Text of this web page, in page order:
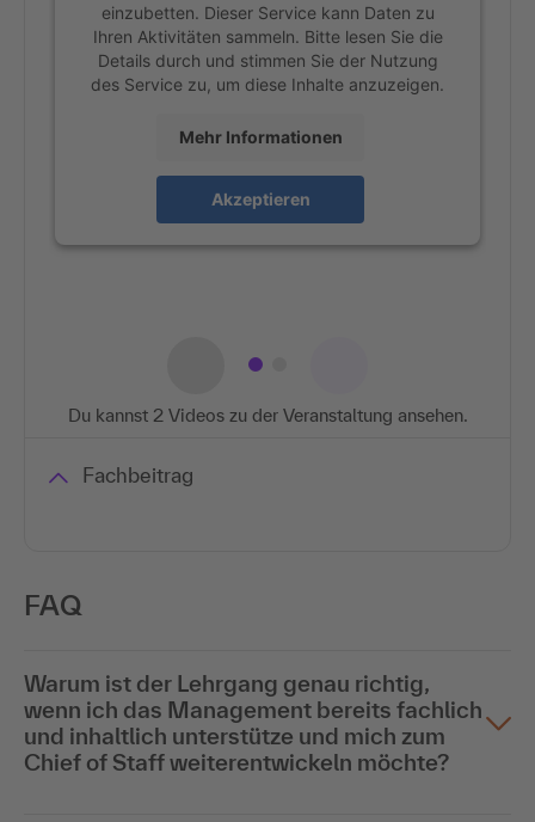
einzubetten. Dieser Service kann Daten zu
Ihren Aktivitäten sammeln. Bitte lesen Sie die
Details durch und stimmen Sie der Nutzung
des Service zu, um diese Inhalte anzuzeigen.
Mehr Informationen
Akzeptieren
Du kannst 2 Videos zu der Veranstaltung ansehen.
Fachbeitrag
FAQ
Warum ist der Lehrgang genau richtig,
wenn ich das Management bereits fachlich
und inhaltlich unterstütze und mich zum
Chief of Staff weiterentwickeln möchte?